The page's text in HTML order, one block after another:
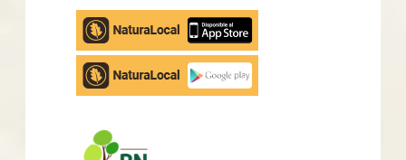
Apple
store
Google
Play